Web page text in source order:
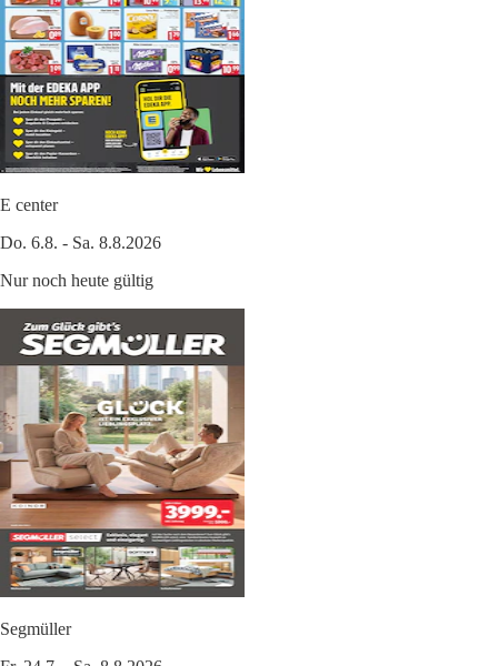
E center
Do. 6.8. - Sa. 8.8.2026
Nur noch heute gültig
Segmüller